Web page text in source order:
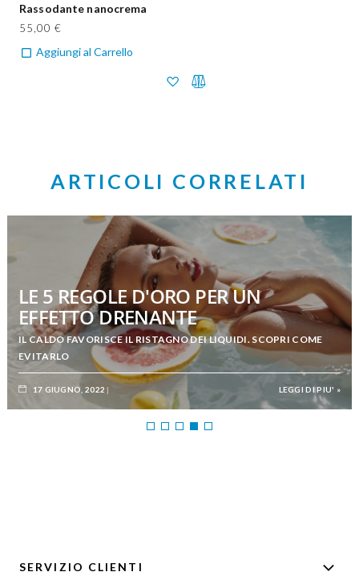
Rassodante nanocrema
55,00 €
Aggiungi al Carrello
ARTICOLI CORRELATI
LE 5 REGOLE D'ORO PER UN
EFFETTO DRENANTE
IL CALDO FAVORISCE IL RISTAGNO DEI LIQUIDI. SCOPRI COME
EVITARLO
17 GIUGNO, 2022 LEGGI DI PIU' »
SERVIZIO CLIENTI